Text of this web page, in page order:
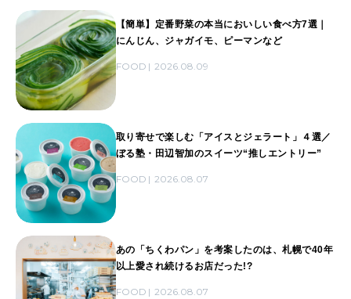
【簡単】定番野菜の本当においしい食べ方7選｜
にんじん、ジャガイモ、ピーマンなど
FOOD 2026.08.09
取り寄せで楽しむ「アイスとジェラート」４選／
ぼる塾・田辺智加のスイーツ“推しエントリー”
FOOD 2026.08.07
あの「ちくわパン」を考案したのは、札幌で40年
以上愛され続けるお店だった!?
FOOD 2026.08.07